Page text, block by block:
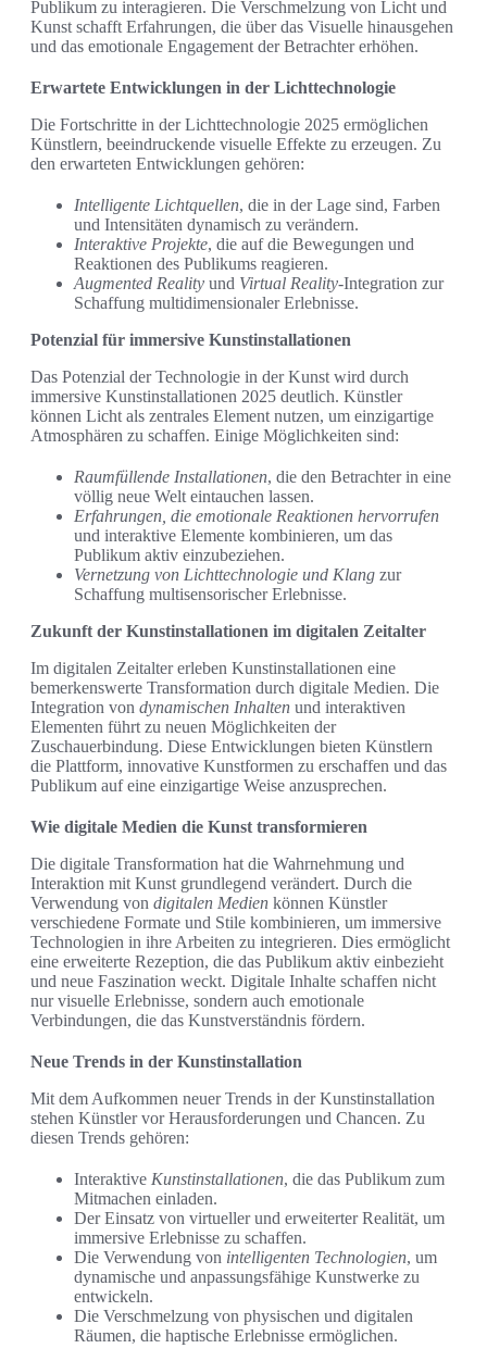
Publikum zu interagieren. Die Verschmelzung von Licht und
Kunst schafft Erfahrungen, die über das Visuelle hinausgehen
und das emotionale Engagement der Betrachter erhöhen.
Erwartete Entwicklungen in der Lichttechnologie
Die Fortschritte in der Lichttechnologie 2025 ermöglichen
Künstlern, beeindruckende visuelle Effekte zu erzeugen. Zu
den erwarteten Entwicklungen gehören:
Intelligente Lichtquellen, die in der Lage sind, Farben
und Intensitäten dynamisch zu verändern.
Interaktive Projekte, die auf die Bewegungen und
Reaktionen des Publikums reagieren.
Augmented Reality und Virtual Reality-Integration zur
Schaffung multidimensionaler Erlebnisse.
Potenzial für immersive Kunstinstallationen
Das Potenzial der Technologie in der Kunst wird durch
immersive Kunstinstallationen 2025 deutlich. Künstler
können Licht als zentrales Element nutzen, um einzigartige
Atmosphären zu schaffen. Einige Möglichkeiten sind:
Raumfüllende Installationen, die den Betrachter in eine
völlig neue Welt eintauchen lassen.
Erfahrungen, die emotionale Reaktionen hervorrufen
und interaktive Elemente kombinieren, um das
Publikum aktiv einzubeziehen.
Vernetzung von Lichttechnologie und Klang zur
Schaffung multisensorischer Erlebnisse.
Zukunft der Kunstinstallationen im digitalen Zeitalter
Im digitalen Zeitalter erleben Kunstinstallationen eine
bemerkenswerte Transformation durch digitale Medien. Die
Integration von dynamischen Inhalten und interaktiven
Elementen führt zu neuen Möglichkeiten der
Zuschauerbindung. Diese Entwicklungen bieten Künstlern
die Plattform, innovative Kunstformen zu erschaffen und das
Publikum auf eine einzigartige Weise anzusprechen.
Wie digitale Medien die Kunst transformieren
Die digitale Transformation hat die Wahrnehmung und
Interaktion mit Kunst grundlegend verändert. Durch die
Verwendung von digitalen Medien können Künstler
verschiedene Formate und Stile kombinieren, um immersive
Technologien in ihre Arbeiten zu integrieren. Dies ermöglicht
eine erweiterte Rezeption, die das Publikum aktiv einbezieht
und neue Faszination weckt. Digitale Inhalte schaffen nicht
nur visuelle Erlebnisse, sondern auch emotionale
Verbindungen, die das Kunstverständnis fördern.
Neue Trends in der Kunstinstallation
Mit dem Aufkommen neuer Trends in der Kunstinstallation
stehen Künstler vor Herausforderungen und Chancen. Zu
diesen Trends gehören:
Interaktive Kunstinstallationen, die das Publikum zum
Mitmachen einladen.
Der Einsatz von virtueller und erweiterter Realität, um
immersive Erlebnisse zu schaffen.
Die Verwendung von intelligenten Technologien, um
dynamische und anpassungsfähige Kunstwerke zu
entwickeln.
Die Verschmelzung von physischen und digitalen
Räumen, die haptische Erlebnisse ermöglichen.